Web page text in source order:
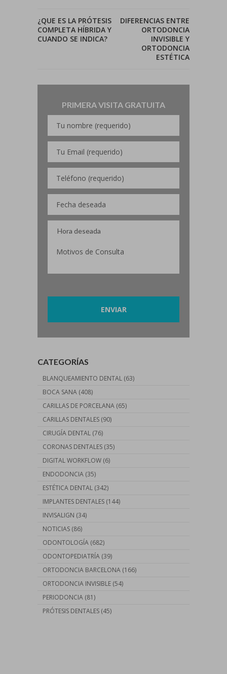
¿QUE ES LA PRÓTESIS
COMPLETA HÍBRIDA Y
CUANDO SE INDICA?
DIFERENCIAS ENTRE
ORTODONCIA
INVISIBLE Y
ORTODONCIA
ESTÉTICA
PRIMERA VISITA GRATUITA
CATEGORÍAS
BLANQUEAMIENTO DENTAL (63)
BOCA SANA (408)
CARILLAS DE PORCELANA (65)
CARILLAS DENTALES (90)
CIRUGÍA DENTAL (76)
CORONAS DENTALES (35)
DIGITAL WORKFLOW (6)
ENDODONCIA (35)
ESTÉTICA DENTAL (342)
IMPLANTES DENTALES (144)
INVISALIGN (34)
NOTICIAS (86)
ODONTOLOGÍA (682)
ODONTOPEDIATRÍA (39)
ORTODONCIA BARCELONA (166)
ORTODONCIA INVISIBLE (54)
PERIODONCIA (81)
PRÓTESIS DENTALES (45)